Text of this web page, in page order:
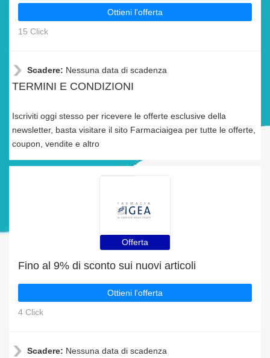
Ottieni l'offerta
15 Click
Scadere: Nessuna data di scadenza
TERMINI E CONDIZIONI
Iscriviti oggi stesso per ricevere le offerte esclusive della
newsletter, basta visitare il sito Farmaciaigea per tutte le offerte,
coupon, vendite e altro
Offerta
Fino al 9% di sconto sui nuovi articoli
Ottieni l'offerta
4 Click
Scadere: Nessuna data di scadenza